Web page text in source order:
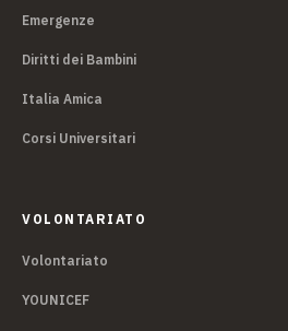
Emergenze
Diritti dei Bambini
Italia Amica
Corsi Universitari
VOLONTARIATO
Volontariato
YOUNICEF